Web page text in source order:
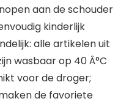
aan de schouder
kinderlijk
alle artikelen uit
wasbaar op 40 Â°C
voor de droger;
de favoriete